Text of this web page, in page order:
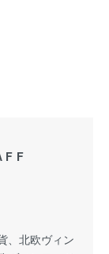
、北欧ヴィン